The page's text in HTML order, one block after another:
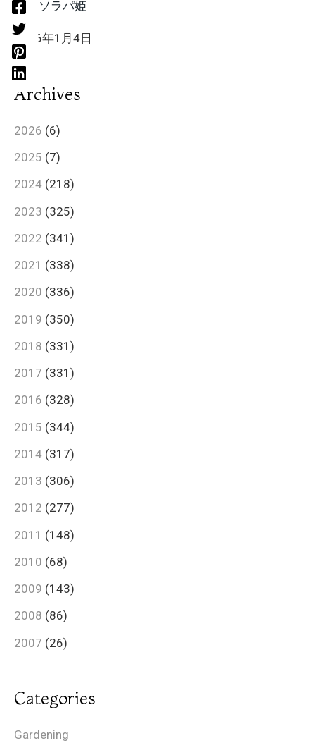
HIIT ソラパ姫
2026年1月4日
Archives
2026 (6)
2025 (7)
2024 (218)
2023 (325)
2022 (341)
2021 (338)
2020 (336)
2019 (350)
2018 (331)
2017 (331)
2016 (328)
2015 (344)
2014 (317)
2013 (306)
2012 (277)
2011 (148)
2010 (68)
2009 (143)
2008 (86)
2007 (26)
Categories
Gardening